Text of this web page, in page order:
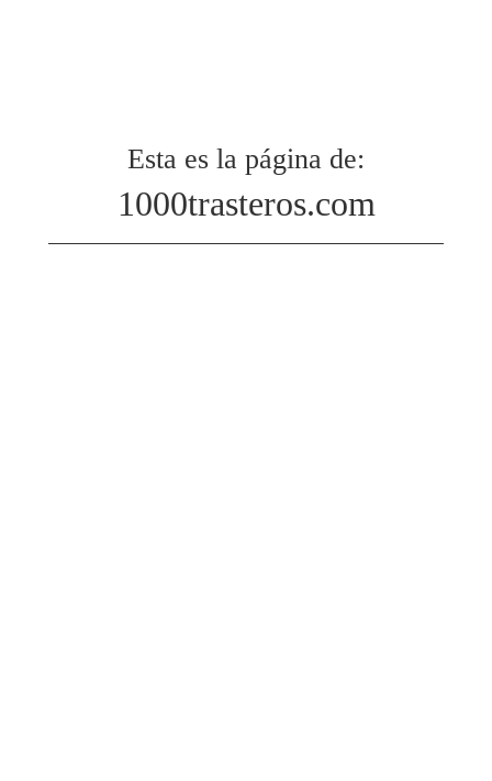
Esta es la página de:
1000trasteros.com